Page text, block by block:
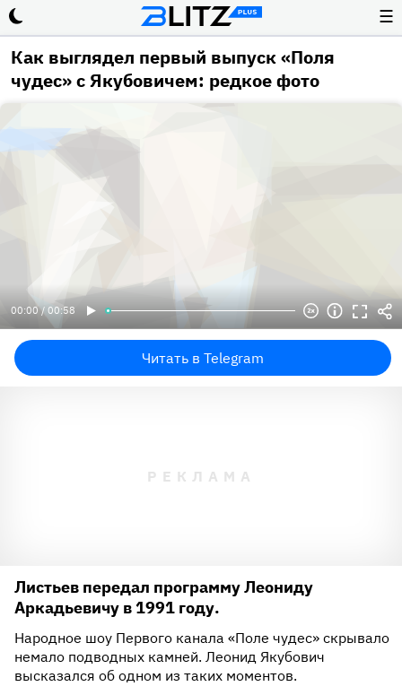
☰
Как выглядел первый выпуск «Поля
чудес» с Якубовичем: редкое фото
00:00 / 00:58
Читать в Telegram
Листьев передал программу Леониду
Аркадьевичу в 1991 году.
Народное шоу Первого канала «Поле чудес» скрывало
немало подводных камней. Леонид Якубович
высказался об одном из таких моментов.